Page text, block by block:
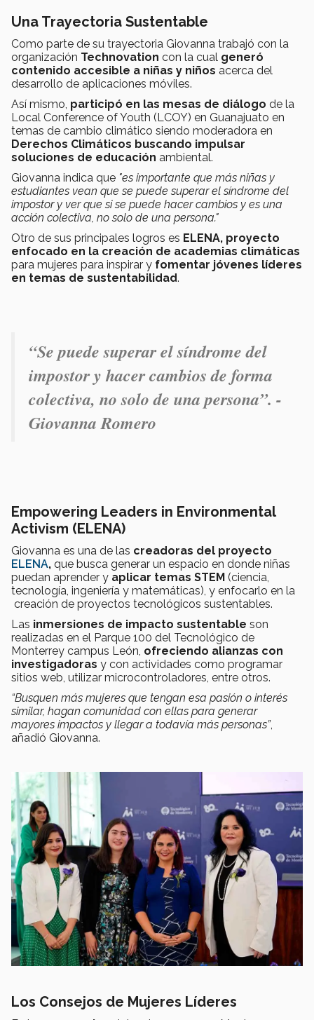
Una Trayectoria Sustentable
Como parte de su trayectoria Giovanna trabajó con la
organización Technovation con la cual generó
contenido accesible a niñas y niños acerca del
desarrollo de aplicaciones móviles.
Así mismo, participó en las mesas de diálogo de la
Local Conference of Youth (LCOY) en Guanajuato en
temas de cambio climático siendo moderadora en
Derechos Climáticos buscando impulsar
soluciones de educación ambiental.
Giovanna indica que "es importante que más niñas y
estudiantes vean que se puede superar el síndrome del
impostor y ver que si se puede hacer cambios y es una
acción colectiva, no solo de una persona."
Otro de sus principales logros es ELENA, proyecto
enfocado en la creación de academias climáticas
para mujeres para inspirar y fomentar jóvenes líderes
en temas de sustentabilidad.
“Se puede superar el síndrome del
impostor y hacer cambios de forma
colectiva, no solo de una persona”. -
Giovanna Romero
Empowering Leaders in Environmental
Activism (ELENA)
Giovanna es una de las creadoras del proyecto
ELENA, que busca generar un espacio en donde niñas
puedan aprender y aplicar temas STEM (ciencia,
tecnología, ingeniería y matemáticas), y enfocarlo en la
creación de proyectos tecnológicos sustentables.
Las inmersiones de impacto sustentable son
realizadas en el Parque 100 del Tecnológico de
Monterrey campus León, ofreciendo alianzas con
investigadoras y con actividades como programar
sitios web, utilizar microcontroladores, entre otros.
“Busquen más mujeres que tengan esa pasión o interés
similar, hagan comunidad con ellas para generar
mayores impactos y llegar a todavía más personas”,
añadió Giovanna.
Los Consejos de Mujeres Líderes